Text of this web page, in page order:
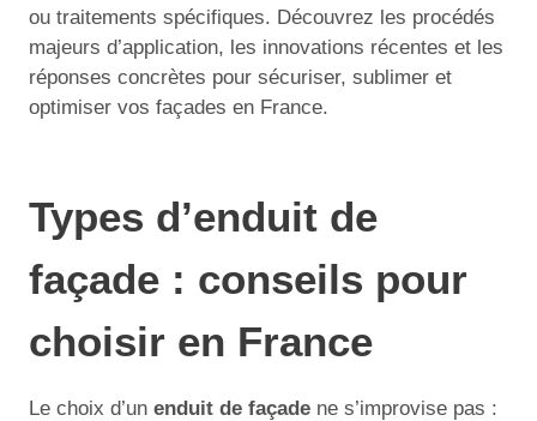
ou traitements spécifiques. Découvrez les procédés
majeurs d’application, les innovations récentes et les
réponses concrètes pour sécuriser, sublimer et
optimiser vos façades en France.
Types d’enduit de
façade : conseils pour
choisir en France
Le choix d’un enduit de façade ne s’improvise pas :